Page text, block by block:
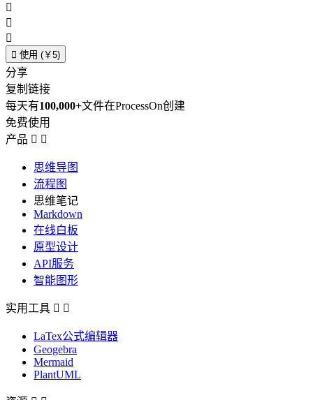



 使用 (￥5)
分享
复制链接
每天有100,000+文件在ProcessOn创建
免费使用
产品  
思维导图
流程图
思维笔记
Markdown
在线白板
原型设计
API服务
智能图形
实用工具  
LaTex公式编辑器
Geogebra
Mermaid
PlantUML